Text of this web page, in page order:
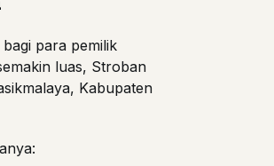
para pemilik
luas, Stroban
Kabupaten